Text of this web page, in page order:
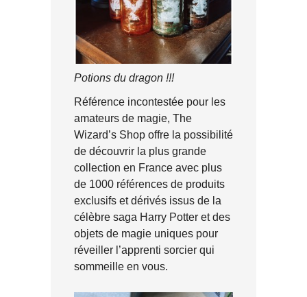
Potions du dragon !!!
Référence incontestée pour les
amateurs de magie, The
Wizard’s Shop offre la possibilité
de découvrir la plus grande
collection en France avec plus
de 1000 références de produits
exclusifs et dérivés issus de la
célèbre saga Harry Potter et des
objets de magie uniques pour
réveiller l’apprenti sorcier qui
sommeille en vous.